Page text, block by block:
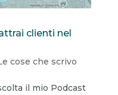
clienti nel
cose che scrivo
il mio Podcast